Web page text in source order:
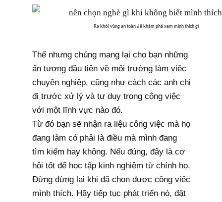
Ra khỏi vùng an toàn để khám phá xem mình thích gì
Thế nhưng chúng mang lại cho bạn những
ấn tượng đầu tiên về môi trường làm việc
chuyên nghiệp, cũng như cách các anh chị
đi trước xử lý và tư duy trong công việc
với một lĩnh vực nào đó.
Từ đó bạn sẽ nhận ra liệu công việc mà họ
đang làm có phải là điều mà mình đang
tìm kiếm hay không. Nếu đúng, đây là cơ
hội tốt để học tập kinh nghiệm từ chính họ.
Đừng dừng lại khi đã chọn được công việc
mình thích. Hãy tiếp tục phát triển nó, đặt